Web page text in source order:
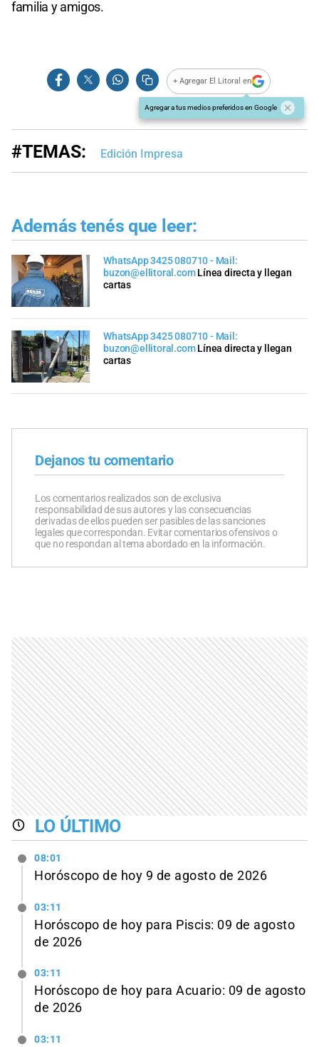
familia y amigos.
+ Agregar El Litoral en
Agregar a tus medios preferidos en Google
#TEMAS: Edición Impresa
Además tenés que leer:
WhatsApp 3425 080710 - Mail:
buzon@ellitoral.com Línea directa y llegan
cartas
WhatsApp 3425 080710 - Mail:
buzon@ellitoral.com Línea directa y llegan
cartas
Dejanos tu comentario
Los comentarios realizados son de exclusiva
responsabilidad de sus autores y las consecuencias
derivadas de ellos pueden ser pasibles de las sanciones
legales que correspondan. Evitar comentarios ofensivos o
que no respondan al tema abordado en la información.
LO ÚLTIMO
08:01
Horóscopo de hoy 9 de agosto de 2026
03:11
Horóscopo de hoy para Piscis: 09 de agosto
de 2026
03:11
Horóscopo de hoy para Acuario: 09 de agosto
de 2026
03:11